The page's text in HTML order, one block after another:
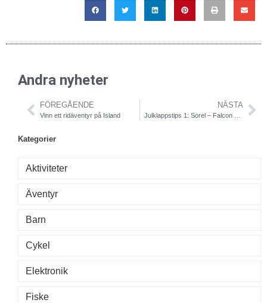
Andra nyheter
FÖREGÅENDE
Vinn ett ridäventyr på Island
NÄSTA
Kategorier
Aktiviteter
Äventyr
Barn
Cykel
Elektronik
Fiske